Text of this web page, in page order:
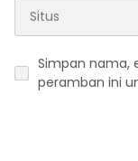
Simpan nama,
peramban ini